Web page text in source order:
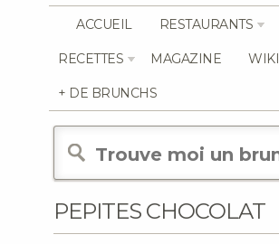
ACCUEIL RESTAURANTS
RECETTES MAGAZINE WIKI
+ DE BRUNCHS
PEPITES CHOCOLAT